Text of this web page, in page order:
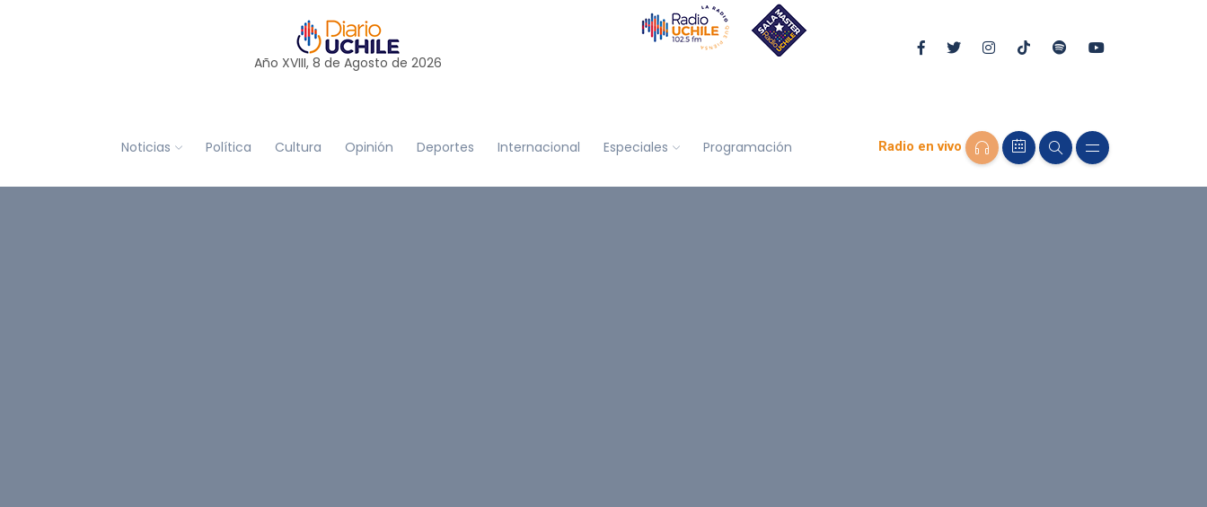
Año XVIII, 8 de Agosto de 2026
Noticias Política Cultura Opinión Deportes Internacional Especiales Programación Radio en vivo